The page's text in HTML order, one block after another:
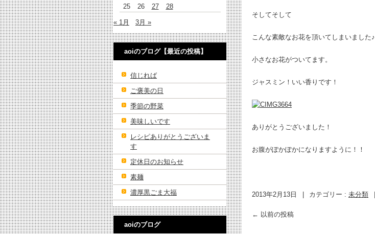
そしてそして
こんな素敵なお花を頂いてしまいました♪
小さなお花がついてます。
ジャスミン！いい香りです！
ありがとうございました！
お腹がぽかぽかになりますように！！
2013年2月13日 カテゴリー : 未分類
← 以前の投稿
25
26 27 28
« 1月 3月 »
aoiのブログ【最近の投稿】
信じれば
ご褒美の日
季節の野菜
美味しいです
レシピありがとうございま
す
定休日のお知らせ
素麺
濃厚黒ごま大福
aoiのブログ